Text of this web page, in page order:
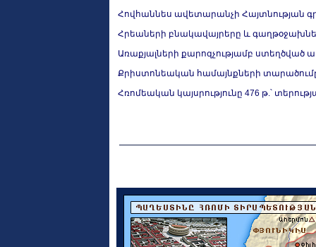
Հովհաննես ավետարանչի Հայտնության
Հրեաների բնակավայրերը և
Առաքյալների քարոզչությամբ
Քրիստոնեական համայնքների տարածումը
Հռոմեական կայսրությունը 476 թ.՝